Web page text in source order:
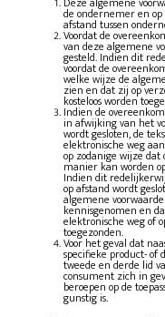
de ondernemer en
afstand tussen
Voordat de
van deze algemene
gesteld. Indien dit
voordat de
welke wijze de
zien en dat zij op
kosteloos worden
Indien de
in afwijking van het
wordt gesloten, de
elektronische weg
op zodanige wijze dat
manier kan worden
Indien dit
op afstand wordt
algemene
kennisgenomen en
elektronische weg of
toegezonden.
Voor het geval dat
specifieke product- of
tweede en derde lid
consument zich in
beroepen op de
gunstig is.